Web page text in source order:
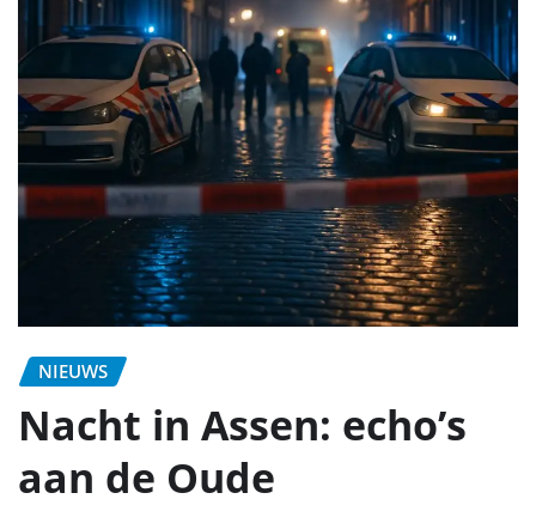
NIEUWS
Nacht in Assen: echo’s
aan de Oude